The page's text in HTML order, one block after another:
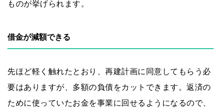
ものが挙げられます。
借金が減額できる
先ほど軽く触れたとおり、再建計画に同意してもらう必
要はありますが、多額の負債をカットできます。返済の
ために使っていたお金を事業に回せるようになるので、